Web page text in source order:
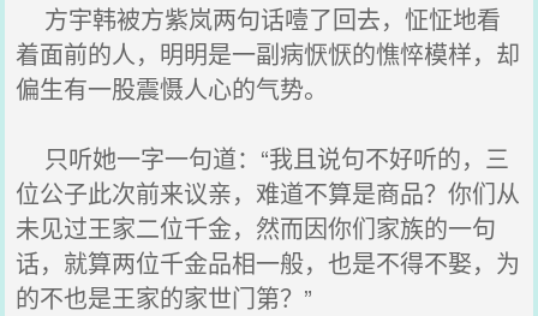
方宇韩被方紫岚两句话噎了回去，怔怔地看
着面前的人，明明是一副病恹恹的憔悴模样，却
偏生有一股震慑人心的气势。
只听她一字一句道：“我且说句不好听的，三
位公子此次前来议亲，难道不算是商品？你们从
未见过王家二位千金，然而因你们家族的一句
话，就算两位千金品相一般，也是不得不娶，为
的不也是王家的家世门第？”